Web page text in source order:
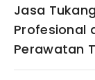
Jasa
Profesional
Perawatan